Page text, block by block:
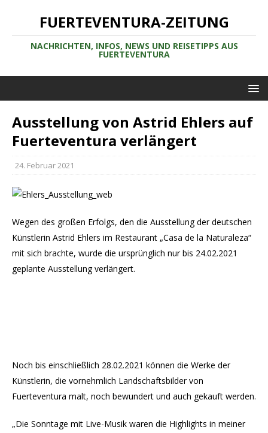
FUERTEVENTURA-ZEITUNG
NACHRICHTEN, INFOS, NEWS UND REISETIPPS AUS
FUERTEVENTURA
Ausstellung von Astrid Ehlers auf
Fuerteventura verlängert
24. Februar 2021
Wegen des großen Erfolgs, den die Ausstellung der deutschen
Künstlerin Astrid Ehlers im Restaurant „Casa de la Naturaleza“
mit sich brachte, wurde die ursprünglich nur bis 24.02.2021
geplante Ausstellung verlängert.
Noch bis einschließlich 28.02.2021 können die Werke der
Künstlerin, die vornehmlich Landschaftsbilder von
Fuerteventura malt, noch bewundert und auch gekauft werden.
„Die Sonntage mit Live-Musik waren die Highlights in meiner